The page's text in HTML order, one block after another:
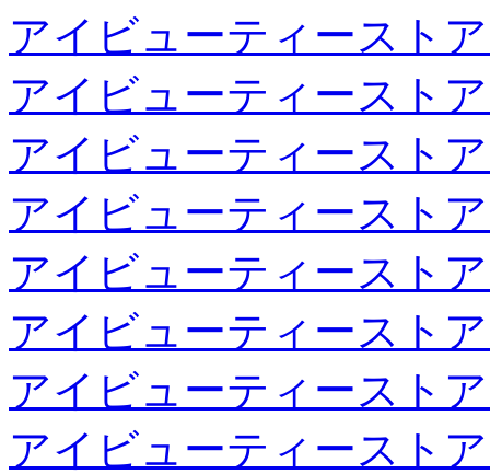
アイビューティースト
アイビューティースト
アイビューティースト
アイビューティースト
アイビューティースト
アイビューティースト
アイビューティースト
アイビューティースト